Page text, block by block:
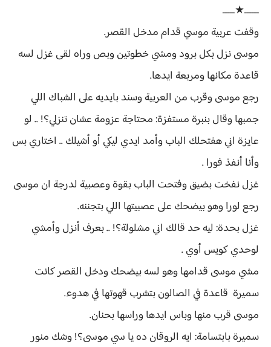
ــــــ★ـــــ
وقفت عربية موسي قدام مدخل القصر.
موسى نزل بكل برود ومشي خطوتين وبص وراه لقى غزل لسه
قاعدة مكانها ومربعة ايدها.
رجع موسى وقرب من العربية وسند بايديه على الشباك اللي
جمبها وقال بنبرة مستفزة: محتاجة عزومة عشان تنزلي؟! .. لو
عايزة اني هفتحلك الباب وأمد ايدي ليكي أو أشيلك .. اختاري بس
وأنا أنفذ فورا .
غزل نفخت بضيق وفتحت الباب بقوة وعصبية لدرجة ان موسى
رجع لورا وهو بيضحك على عصبيتها اللي بتجننه.
غزل بحدة: ليه حد قالك اني مشلولة؟! .. بعرف أنزل وأمشي
لوحدي كويس أوي .
مشي موسى قدامها وهو لسه بيضحك ودخل القصر كانت
سميرة قاعدة في الصالون بتشرب قهوتها في هدوء.
موسى قرب منها وباس ايدها وراسها بحنان.
سميرة بابتسامة: ايه الروقان ده يا سي موسى؟! وشك منور